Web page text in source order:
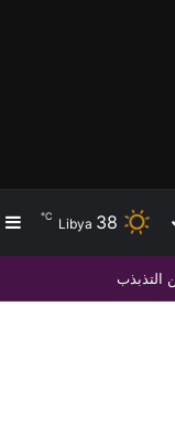
Libya 38
℃